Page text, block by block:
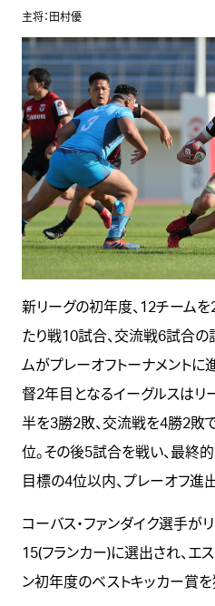
主将：田村優
新リーグの初年度、12チーム
たり戦10試合、交流戦6試合
ムがプレーオフトーナメントに
督2年目となるイーグルスはリ
半を3勝2敗、交流戦を4勝2敗
位。その後5試合を戦い、最終
目標の4位以内、プレーオフ進
コーバス・ファンダイク選手が
15(フランカー)に選出され、エ
ン初年度のベストキッカー賞を